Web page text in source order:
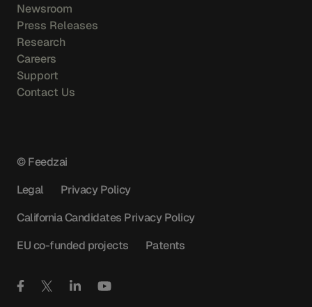
Newsroom
Press Releases
Research
Careers
Support
Contact Us
© Feedzai
Legal
Privacy Policy
California Candidates Privacy Policy
EU co-funded projects
Patents